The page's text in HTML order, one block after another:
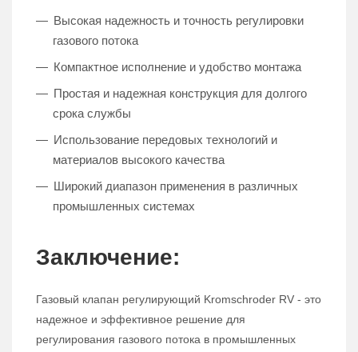
Высокая надежность и точность регулировки
газового потока
Компактное исполнение и удобство монтажа
Простая и надежная конструкция для долгого
срока службы
Использование передовых технологий и
материалов высокого качества
Широкий диапазон применения в различных
промышленных системах
Заключение:
Газовый клапан регулирующий Kromschroder RV - это
надежное и эффективное решение для
регулирования газового потока в промышленных